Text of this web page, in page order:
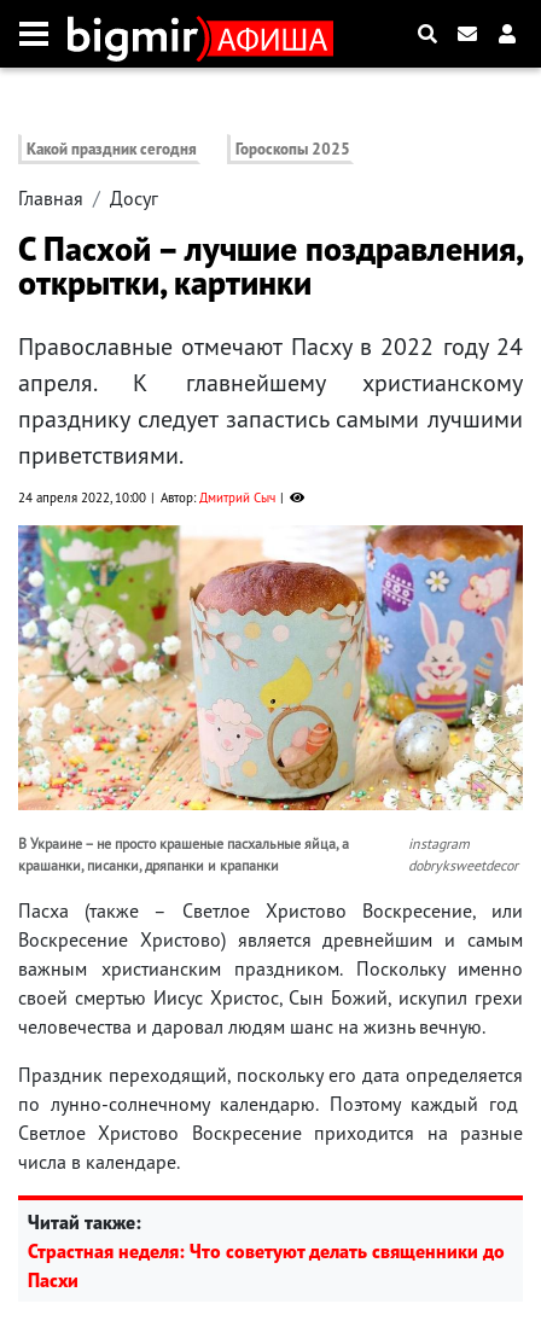
Какой праздник сегодня Гороскопы 2025
Главная Досуг
С Пасхой – лучшие поздравления,
открытки, картинки
Православные отмечают Пасху в 2022 году 24
апреля. К главнейшему христианскому
празднику следует запастись самыми лучшими
приветствиями.
24 апреля 2022, 10:00 Автор:Дмитрий Сыч
В Украине – не просто крашеные пасхальные яйца, а
крашанки, писанки, дряпанки и крапанки
instagram
dobryksweetdecor
Пасха (также – Светлое Христово Воскресение, или
Воскресение Христово) является древнейшим и самым
важным христианским праздником. Поскольку именно
своей смертью Иисус Христос, Сын Божий, искупил грехи
человечества и даровал людям шанс на жизнь вечную.
Праздник переходящий, поскольку его дата определяется
по лунно-солнечному календарю. Поэтому каждый год
Светлое Христово Воскресение приходится на разные
числа в календаре.
Читай также:
Страстная неделя: Что советуют делать священники до
Пасхи